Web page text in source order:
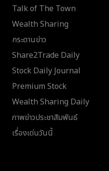
Talk of The Town
Wealth Sharing
กระดานข่าว
Share2Trade Daily
Stock Daily Journal
Premium Stock
Wealth Sharing Daily
ภาพข่าวประชาสัมพันธ์
เรื่องเด่นวันนี้